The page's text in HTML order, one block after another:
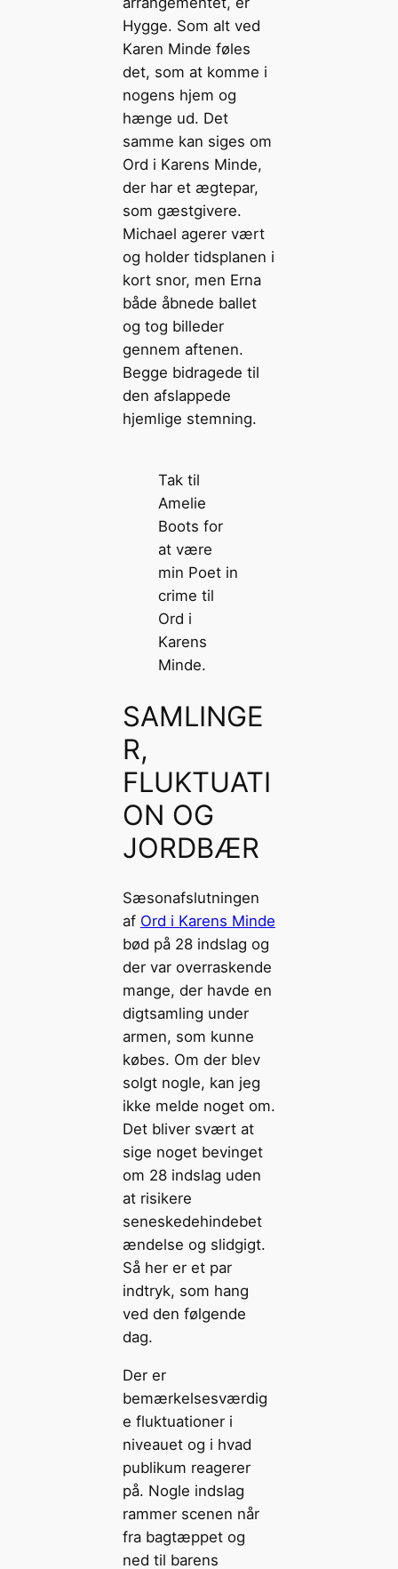
Hygge. Som alt ved
Karen Minde føles
det, som at komme i
nogens hjem og
hænge ud. Det
samme kan siges om
Ord i Karens Minde,
der har et ægtepar,
som gæstgivere.
Michael agerer vært
og holder tidsplanen i
kort snor, men Erna
både åbnede ballet
og tog billeder
gennem aftenen.
Begge bidragede til
den afslappede
hjemlige stemning.
Tak til
Amelie
Boots for
at være
min Poet in
crime til
Ord i
Karens
Minde.
SAMLINGE
R,
FLUKTUATI
ON OG
JORDBÆR
Sæsonafslutningen
af Ord i Karens Minde
bød på 28 indslag og
der var overraskende
mange, der havde en
digtsamling under
armen, som kunne
købes. Om der blev
solgt nogle, kan jeg
ikke melde noget om.
Det bliver svært at
sige noget bevinget
om 28 indslag uden
at risikere
seneskedehindebet
ændelse og slidgigt.
Så her er et par
indtryk, som hang
ved den følgende
dag.
Der er
bemærkelsesværdig
e fluktuationer i
niveauet og i hvad
publikum reagerer
på. Nogle indslag
rammer scenen når
fra bagtæppet og
ned til barens